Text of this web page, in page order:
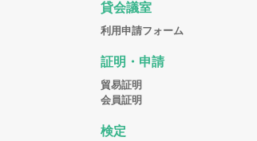
貸会議室
利用申請フォーム
証明・申請
貿易証明
会員証明
検定